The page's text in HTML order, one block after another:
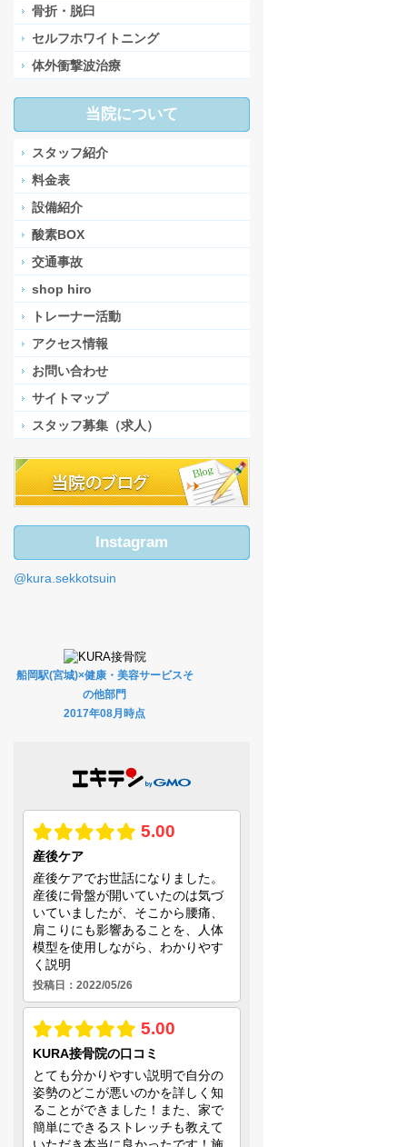
骨折・脱臼
セルフホワイトニング
体外衝撃波治療
当院について
スタッフ紹介
料金表
設備紹介
酸素BOX
交通事故
shop hiro
トレーナー活動
アクセス情報
お問い合わせ
サイトマップ
スタッフ募集（求人）
Instagram
@kura.sekkotsuin
船岡駅(宮城)×健康・美容サービスそ
の他部門
2017年08月時点